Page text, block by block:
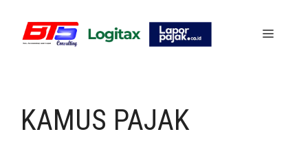
content
Menu
KAMUS PAJAK